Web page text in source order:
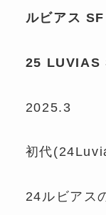
ルビアス SF
25 LUVIAS
2025.3
初代
24ルビアス